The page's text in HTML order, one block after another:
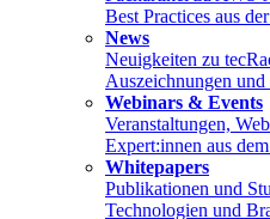
Best Practices aus
News
Neuigkeiten zu
Auszeichnungen
Webinars & Events
Veranstaltungen,
Expert:innen aus
Whitepapers
Publikationen und
Technologien und